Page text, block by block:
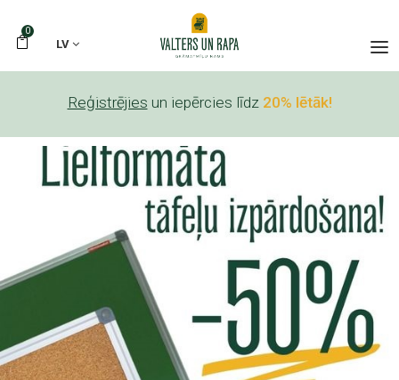
0
LV
Reģistrējies un iepērcies līdz 20% lētāk!